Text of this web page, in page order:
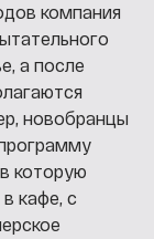
компания
а после
новобранцы
которую
кафе, с